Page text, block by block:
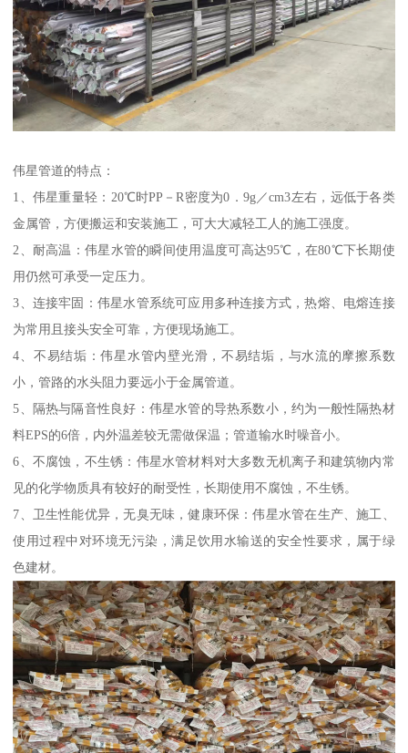
伟星管道的特点：
1、伟星重量轻：20℃时PP－R密度为0．9g／cm3左右，远低于各类
金属管，方便搬运和安装施工，可大大减轻工人的施工强度。
2、耐高温：伟星水管的瞬间使用温度可高达95℃，在80℃下长期使
用仍然可承受一定压力。
3、连接牢固：伟星水管系统可应用多种连接方式，热熔、电熔连接
为常用且接头安全可靠，方便现场施工。
4、不易结垢：伟星水管内壁光滑，不易结垢，与水流的摩擦系数
小，管路的水头阻力要远小于金属管道。
5、隔热与隔音性良好：伟星水管的导热系数小，约为一般性隔热材
料EPS的6倍，内外温差较无需做保温；管道输水时噪音小。
6、不腐蚀，不生锈：伟星水管材料对大多数无机离子和建筑物内常
见的化学物质具有较好的耐受性，长期使用不腐蚀，不生锈。
7、卫生性能优异，无臭无味，健康环保：伟星水管在生产、施工、
使用过程中对环境无污染，满足饮用水输送的安全性要求，属于绿
色建材。